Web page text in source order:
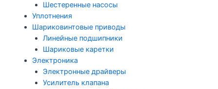
Шестеренные насосы
Уплотнения
Шариковинтовые приводы
Линейные подшипники
Шариковые каретки
Электроника
Электронные драйверы
Усилитель клапана